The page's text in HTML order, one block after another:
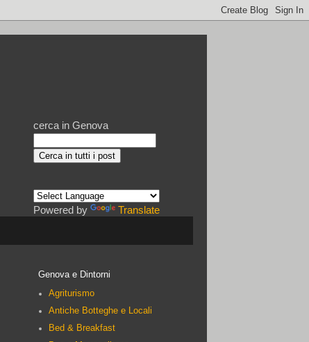
cerca in Genova
Powered by Translate
Genova e Dintorni
Agriturismo
Antiche Botteghe e Locali
Bed & Breakfast